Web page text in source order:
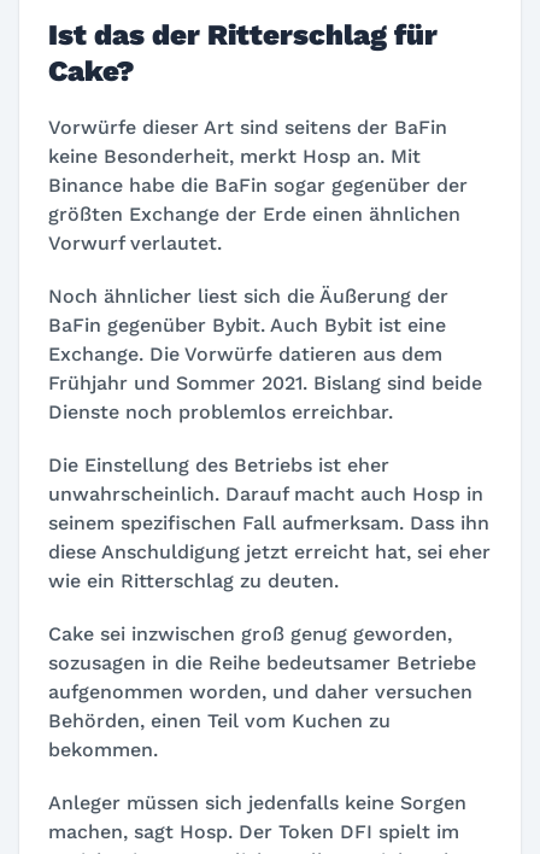
Ist das der Ritterschlag für
Cake?
Vorwürfe dieser Art sind seitens der BaFin
keine Besonderheit, merkt Hosp an. Mit
Binance habe die BaFin sogar gegenüber der
größten Exchange der Erde einen ähnlichen
Vorwurf verlautet.
Noch ähnlicher liest sich die Äußerung der
BaFin gegenüber Bybit. Auch Bybit ist eine
Exchange. Die Vorwürfe datieren aus dem
Frühjahr und Sommer 2021. Bislang sind beide
Dienste noch problemlos erreichbar.
Die Einstellung des Betriebs ist eher
unwahrscheinlich. Darauf macht auch Hosp in
seinem spezifischen Fall aufmerksam. Dass ihn
diese Anschuldigung jetzt erreicht hat, sei eher
wie ein Ritterschlag zu deuten.
Cake sei inzwischen groß genug geworden,
sozusagen in die Reihe bedeutsamer Betriebe
aufgenommen worden, und daher versuchen
Behörden, einen Teil vom Kuchen zu
bekommen.
Anleger müssen sich jedenfalls keine Sorgen
machen, sagt Hosp. Der Token DFI spielt im